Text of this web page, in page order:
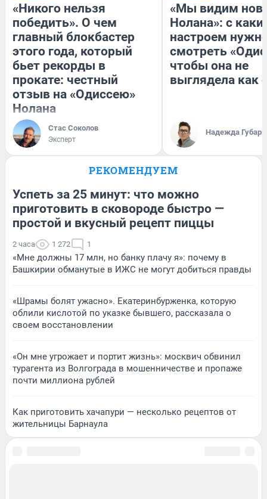
«Никого нельзя
победить». О чем
главный блокбастер
этого года, который
бьет рекорды в
прокате: честный
отзыв на «Одиссею»
Нолана
Стас Соколов
Эксперт
«Мы видим
Нолана»: с
настроем
смотреть
чтобы она не
выглядела как
Надежда Губарь
РЕКОМЕНДУЕМ
Успеть за 25 минут: что можно
приготовить в сковороде быстро —
простой и вкусный рецепт пиццы
2 часа 1 272 1
«Мне должны 17 млн, но банку плачу я»: почему в
Башкирии обманутые в ИЖС не могут добиться правды
«Шрамы болят ужасно». Екатеринбурженка, которую
облили кислотой по указке бывшего, рассказала о
своем восстановлении
«Он мне угрожает и портит жизнь»: москвич обвинил
турагента из Волгограда в мошенничестве и пропаже
почти миллиона рублей
Как приготовить хачапури — несколько рецептов от
жительницы Барнаула